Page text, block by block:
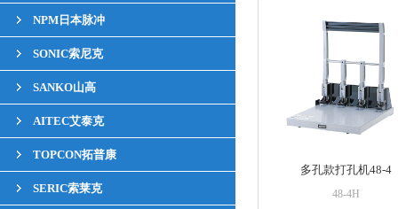
NPM日本脉冲
SONIC索尼克
SANKO山高
AITEC艾泰克
TOPCON拓普康
SERIC索莱克
多孔款打孔机48-4
48-4H